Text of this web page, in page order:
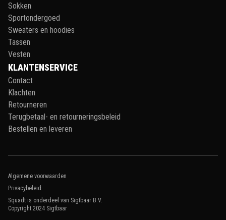
Sokken
Sportondergoed
Sweaters en hoodies
Tassen
Vesten
KLANTENSERVICE
Contact
Klachten
Retourneren
Terugbetaal- en retourneringsbeleid
Bestellen en leveren
Algemene voorwaarden
Privacybeleid
Squadt is onderdeel van Sigtbaar B.V.
Copyright 2024 Sigtbaar